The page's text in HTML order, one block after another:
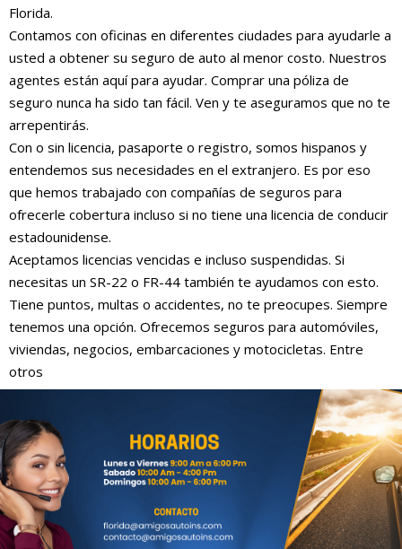
Florida.
Contamos con oficinas en diferentes ciudades para ayudarle a
usted a obtener su seguro de auto al menor costo. Nuestros
agentes están aquí para ayudar. Comprar una póliza de
seguro nunca ha sido tan fácil. Ven y te aseguramos que no te
arrepentirás.
Con o sin licencia, pasaporte o registro, somos hispanos y
entendemos sus necesidades en el extranjero. Es por eso
que hemos trabajado con compañías de seguros para
ofrecerle cobertura incluso si no tiene una licencia de conducir
estadounidense.
Aceptamos licencias vencidas e incluso suspendidas. Si
necesitas un SR-22 o FR-44 también te ayudamos con esto.
Tiene puntos, multas o accidentes, no te preocupes. Siempre
tenemos una opción. Ofrecemos seguros para automóviles,
viviendas, negocios, embarcaciones y motocicletas. Entre
otros